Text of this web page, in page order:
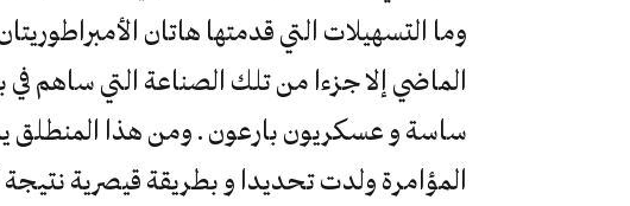
وما التسهيلات التي قدمتها هاتان
الماضي إلا جزءا من تلك الصناعة التي ساهم
ساسة و عسكريون بارعون . ومن هذا المنطلق
المؤامرة ولدت تحديدا و بطريقة قيصرية